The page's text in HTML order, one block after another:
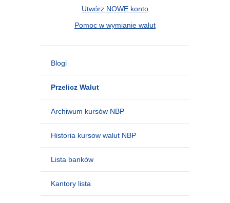
Utwórz NOWE konto
Pomoc w wymianie walut
Blogi
Przelicz Walut
Archiwum kursów NBP
Historia kursow walut NBP
Lista banków
Kantory lista